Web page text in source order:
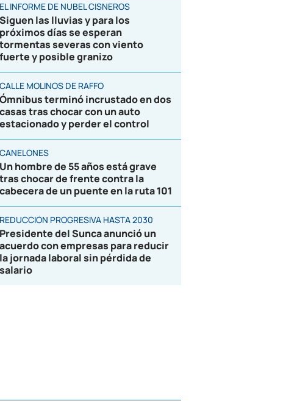
EL INFORME DE NUBEL CISNEROS
Siguen las lluvias y para los
próximos días se esperan
tormentas severas con viento
fuerte y posible granizo
CALLE MOLINOS DE RAFFO
Ómnibus terminó incrustado en dos
casas tras chocar con un auto
estacionado y perder el control
CANELONES
Un hombre de 55 años está grave
tras chocar de frente contra la
cabecera de un puente en la ruta 101
REDUCCIÓN PROGRESIVA HASTA 2030
Presidente del Sunca anunció un
acuerdo con empresas para reducir
la jornada laboral sin pérdida de
salario